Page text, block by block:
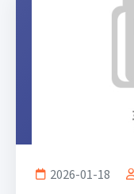
2026-01-18